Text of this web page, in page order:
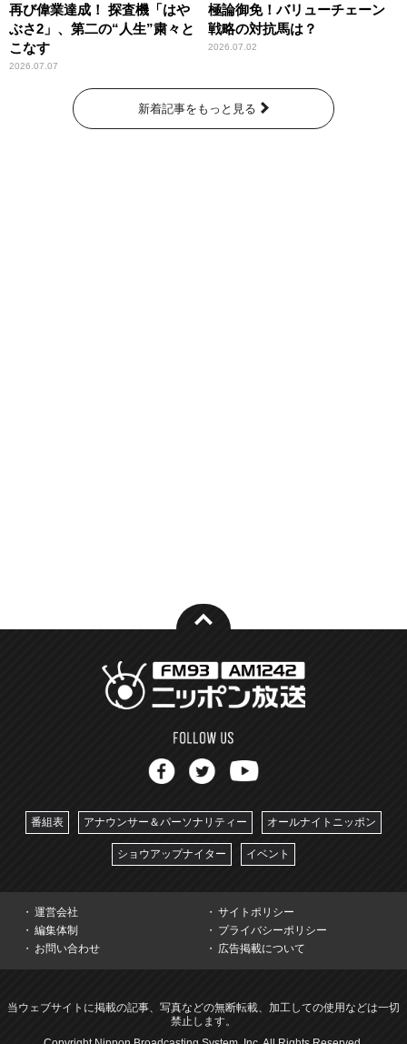
再び偉業達成！ 探査機「はや
ぶさ2」、第二の“人生”粛々と
こなす
2026.07.07
極論御免！バリューチェーン
戦略の対抗馬は？
2026.07.02
新着記事をもっと見る
番組表 アナウンサー＆パーソナリティー オールナイトニッポン
ショウアップナイター イベント
運営会社
サイトポリシー
編集体制
プライバシーポリシー
お問い合わせ
広告掲載について
当ウェブサイトに掲載の記事、写真などの無断転載、加工しての使用などは一切
禁止します。